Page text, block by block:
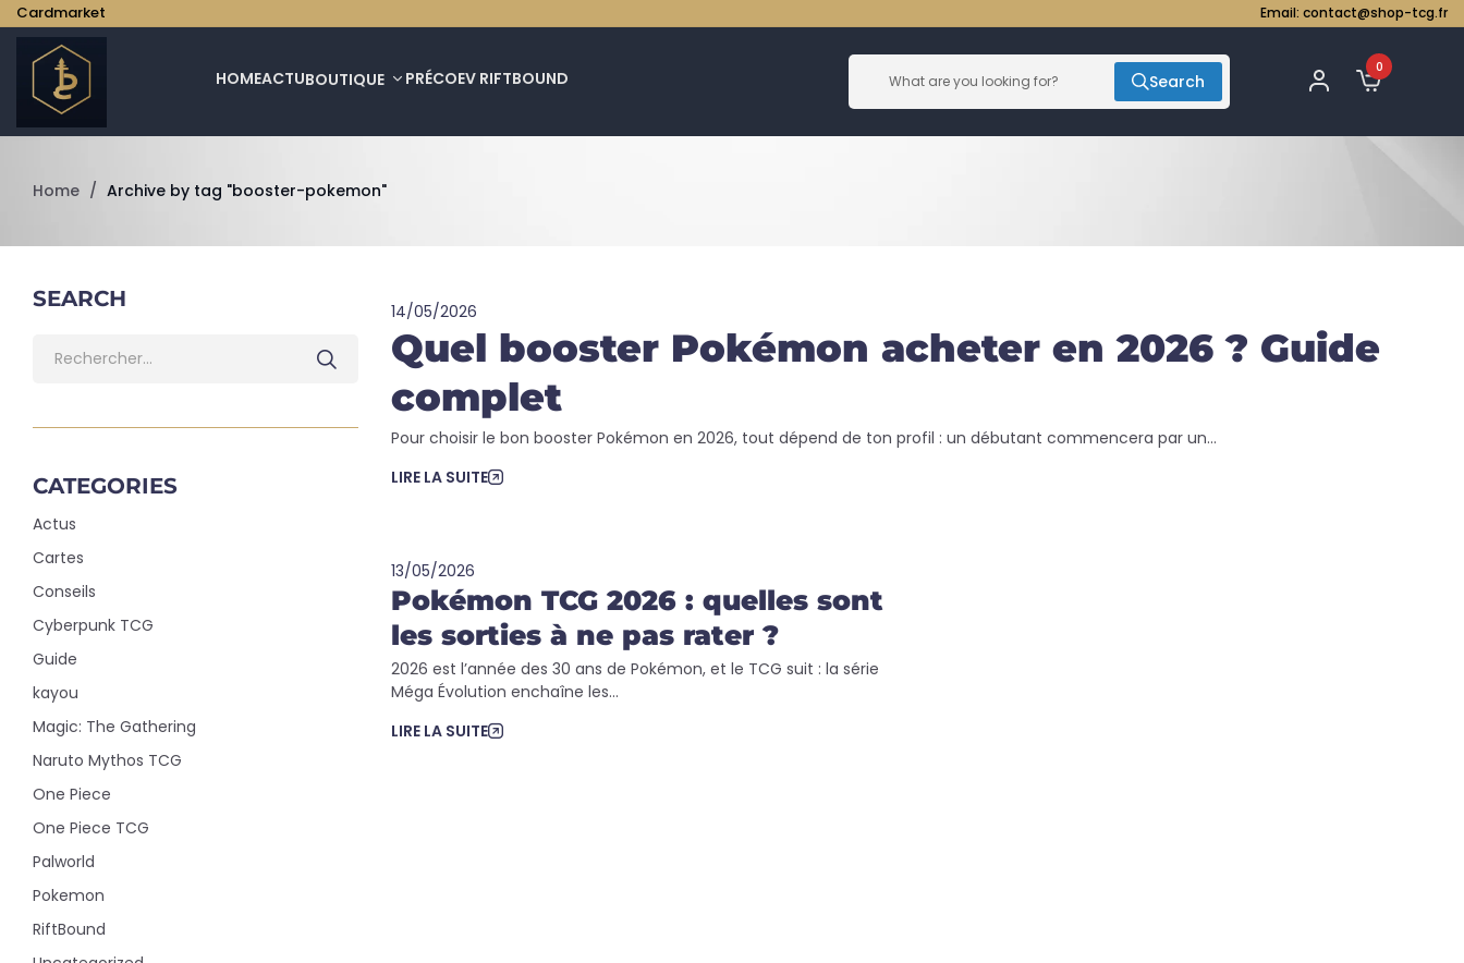
Cardmarket Email: contact@shop-tcg.fr
HOMEACTUBOUTIQUE PRÉCOEV RIFTBOUND Search
0
Home / Archive by tag "booster-pokemon"
SEARCH
CATEGORIES
Actus
Cartes
Conseils
Cyberpunk TCG
Guide
kayou
Magic: The Gathering
Naruto Mythos TCG
One Piece
One Piece TCG
Palworld
Pokemon
RiftBound
14/05/2026
Quel booster Pokémon acheter en 2026 ? Guide
complet
Pour choisir le bon booster Pokémon en 2026, tout dépend de ton profil : un débutant commencera par un...
LIRE LA SUITE
13/05/2026
Pokémon TCG 2026 : quelles sont
les sorties à ne pas rater ?
2026 est l’année des 30 ans de Pokémon, et le TCG suit : la série
Méga Évolution enchaîne les...
LIRE LA SUITE